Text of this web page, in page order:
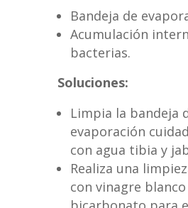
Bandeja de
Acumulación
bacterias.
Soluciones:
Limpia la bandeja
evaporación
con agua tibia y
Realiza una
con vinagre